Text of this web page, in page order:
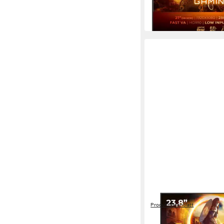
-19%
am nächsten Werktag bei
Q24G4RE Gaming-
Produktdatenblatt
ab 140,78 € UVP